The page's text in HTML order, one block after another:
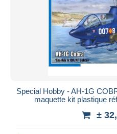
Special Hobby - AH-1G
maquette kit plastique
±